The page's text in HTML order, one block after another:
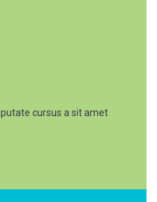
cursus a sit amet